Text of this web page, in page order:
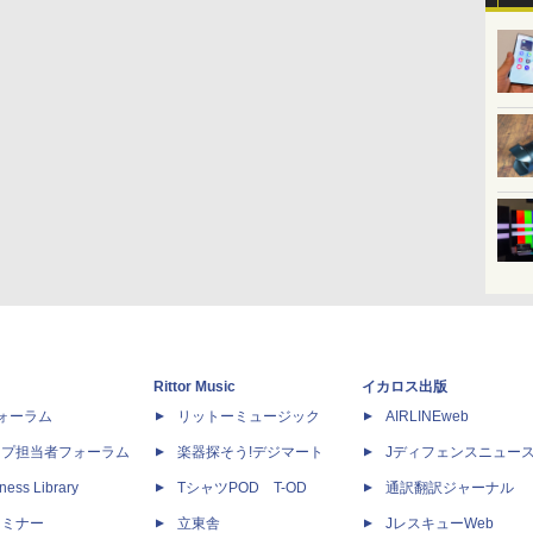
ーラム
担当者フォーラム
Library
ナー
Rittor Music
リットーミュージック
楽器探そう!デジマート
TシャツPOD T-OD
立東舎
イカロス出版
AIRLINEweb
Jディフェンスニュー
通訳翻訳ジャーナル
JレスキューWeb